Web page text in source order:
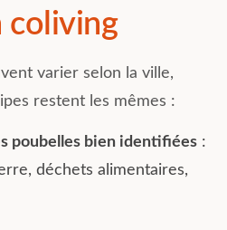
coliving
varier selon la ville,
restent les mêmes :
poubelles bien identifiées :
déchets alimentaires,